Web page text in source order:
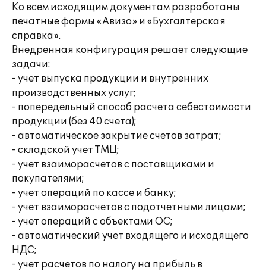
Ко всем исходящим документам разработаны
печатные формы «Авизо» и «Бухгалтерская
справка».
Внедренная конфигурация решает следующие
задачи:
- учет выпуска продукции и внутренних
производственных услуг;
- попередельный способ расчета себестоимости
продукции (без 40 счета);
- автоматическое закрытие счетов затрат;
- складской учет ТМЦ;
- учет взаиморасчетов с поставщиками и
покупателями;
- учет операций по кассе и банку;
- учет взаиморасчетов с подотчетными лицами;
- учет операций с объектами ОС;
- автоматический учет входящего и исходящего
НДС;
- учет расчетов по налогу на прибыль в